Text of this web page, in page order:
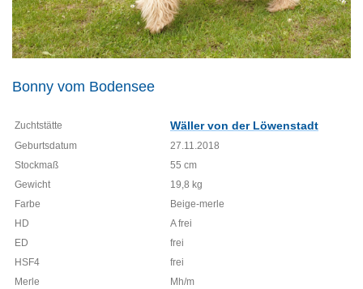
Bonny vom Bodensee
Zuchtstätte Wäller von der Löwenstadt
Geburtsdatum
27.11.2018
Stockmaß
55 cm
Gewicht
19,8 kg
Farbe
Beige-merle
HD
A frei
ED
frei
HSF4
frei
Merle
Mh/m